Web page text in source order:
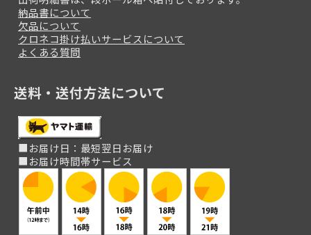
納品書について
欠品について
クロネコ掛け払いサービスについて
よくある質問
送料・送付方法について
■お届け日：最短翌日お届け
■お届け時間帯サービス